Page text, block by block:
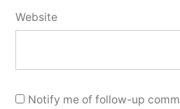
Website
Notify me of follow-up